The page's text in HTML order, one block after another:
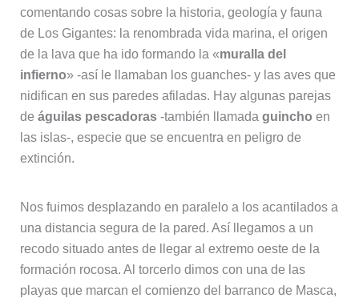
comentando cosas sobre la historia, geología y fauna
de Los Gigantes: la renombrada vida marina, el origen
de la lava que ha ido formando la «muralla del
infierno» -así le llamaban los guanches- y las aves que
nidifican en sus paredes afiladas. Hay algunas parejas
de águilas pescadoras-también llamada guincho en
las islas-, especie que se encuentra en peligro de
extinción.
Nos fuimos desplazando en paralelo a los acantilados a
una distancia segura de la pared. Así llegamos a un
recodo situado antes de llegar al extremo oeste de la
formación rocosa. Al torcerlo dimos con una de las
playas que marcan el comienzo del barranco de Masca,